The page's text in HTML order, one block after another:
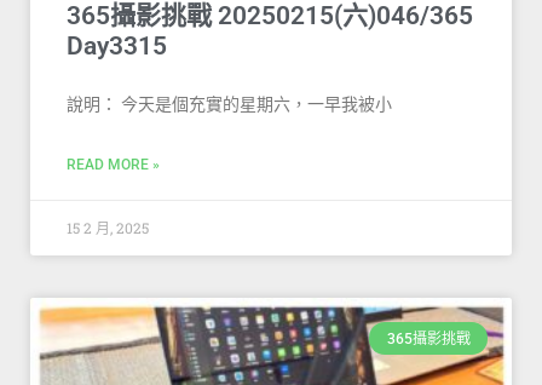
365攝影挑戰 20250215(六)046/365
Day3315
說明： 今天是個充實的星期六，一早我被小
READ MORE »
15 2 月, 2025
365攝影挑戰